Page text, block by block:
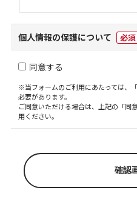
個人情報の保護について 必須
同意する
※当フォームのご利用にあたっては、「
必要があります。
ご同意いただける場合は、上記の「同
用ください。